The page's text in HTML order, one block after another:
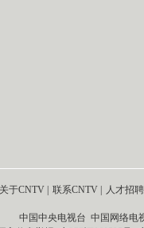
关于CNTV 联系CNTV 人才招聘
中国中央电视台 中国网络电